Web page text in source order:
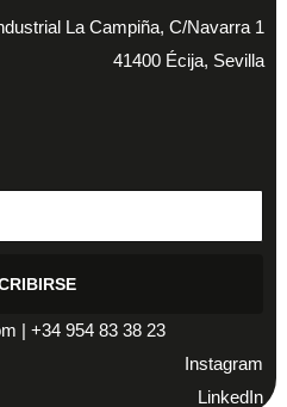
La Campiña, C/Navarra 1
41400 Écija, Sevilla
|+34 954 83 38 23
Instagram
LinkedIn